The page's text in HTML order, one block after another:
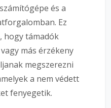
és a
Ez
hogy támadók
más érzékeny
megszerezni
a nem védett
fenyegetik.